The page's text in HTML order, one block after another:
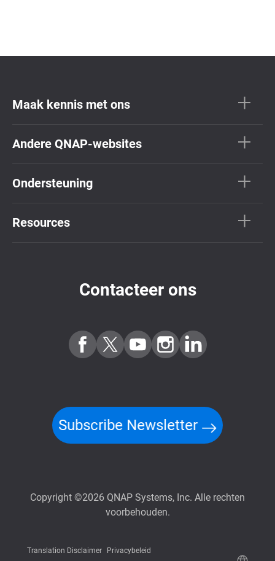
Maak kennis met ons
Andere QNAP-websites
Ondersteuning
Resources
Contacteer ons
Subscribe Newsletter
Copyright ©2026 QNAP Systems, Inc. Alle rechten
voorbehouden.
Translation Disclaimer Privacybeleid